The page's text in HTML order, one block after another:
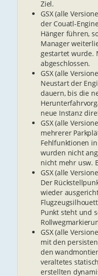
Ziel.
GSX (alle
der Couatl-
Hänger führen,
Manager
gestartet wurde.
abgeschlossen.
GSX (alle
Neustart der
dauern, bis die
neue Instanz
GSX (alle
mehrerer
Fehlfunktionen
wurden nicht
nicht mehr usw.
GSX (alle
Der
wieder
Punkt steht und
GSX (alle
mit den
den
veraltetes
erstellten